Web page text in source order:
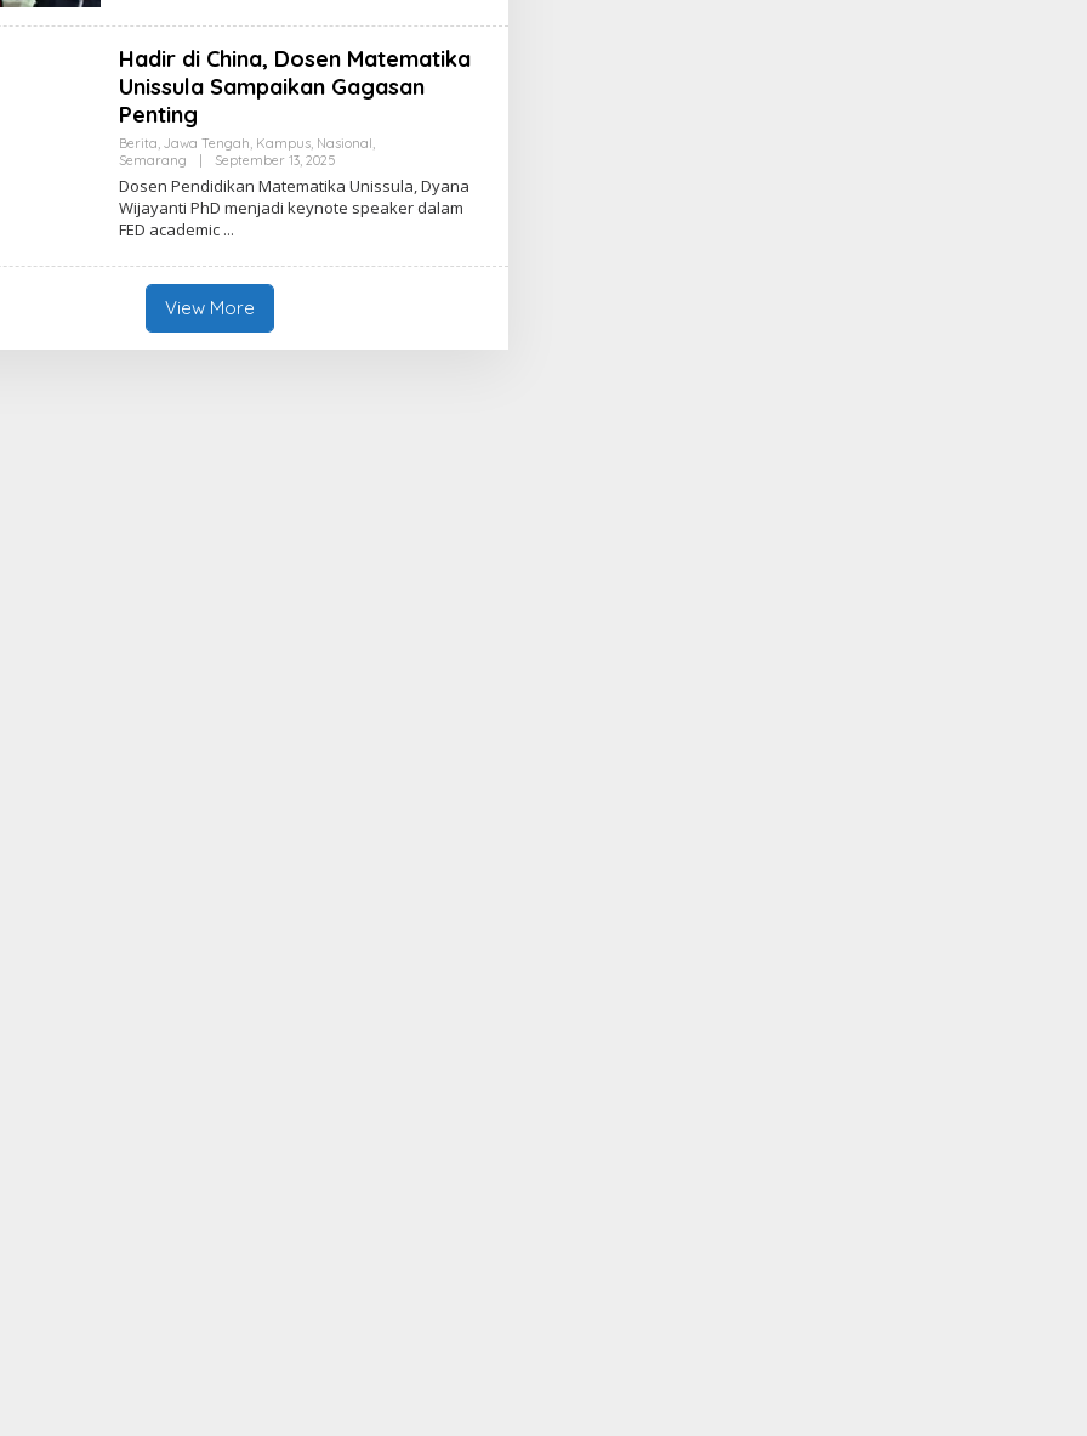
Hadir di China, Dosen Matematika
Unissula Sampaikan Gagasan
Penting
Berita Jawa Tengah Kampus, Nasional
Semarang
| September 13, 2025By
Edu
Dosen Pendidikan Matematika Unissula, Dyana
Wijayanti PhD menjadi keynote speaker dalam
FED academic
View More